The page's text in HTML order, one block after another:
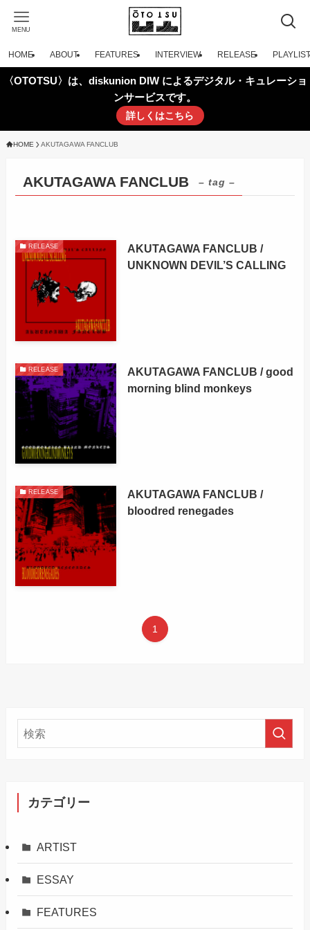
MENU
HOME ABOUT FEATURES INTERVIEW RELEASE PLAYLIST
〈OTOTSU〉は、diskunion DIW によるデジタル・キュレーショ
ンサービスです。
詳しくはこちら
HOME AKUTAGAWA FANCLUB
AKUTAGAWA FANCLUB – tag –
RELEASE
AKUTAGAWA FANCLUB /
UNKNOWN DEVIL’S CALLING
RELEASE
AKUTAGAWA FANCLUB / good
morning blind monkeys
RELEASE
AKUTAGAWA FANCLUB /
bloodred renegades
1
カテゴリー
ARTIST
ESSAY
FEATURES